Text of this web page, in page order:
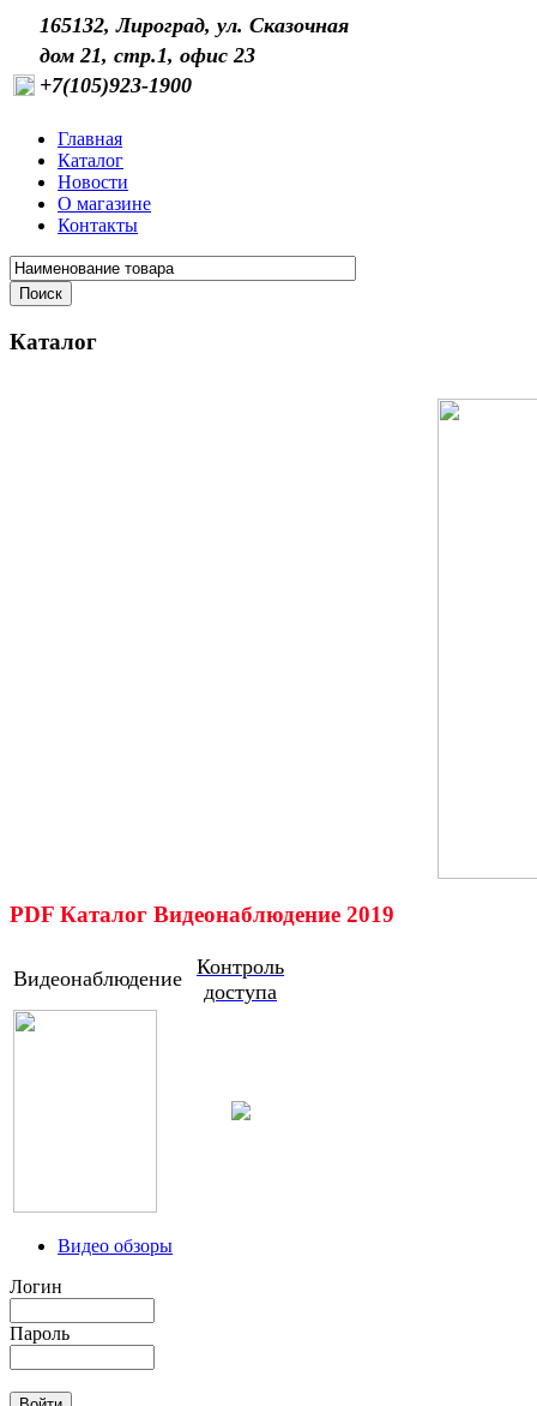
165132, Лироград, ул. Сказочная
дом 21, стр.1, офис 23
+7(105)923-1900
Главная
Каталог
Новости
О магазине
Контакты
Каталог
PDF Каталог Видеонаблюдение 2019
Видеонаблюдение Контроль
доступа
Видео обзоры
Логин
Пароль